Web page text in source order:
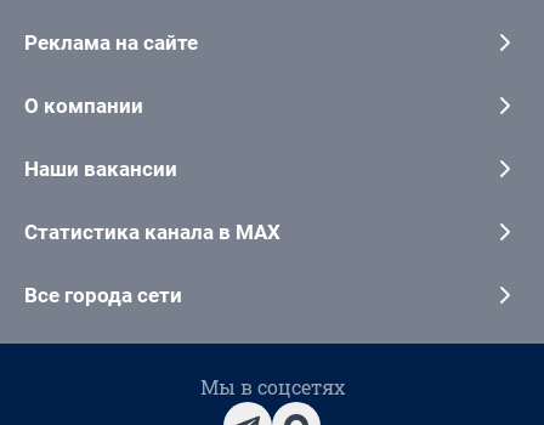
Реклама на сайте
О компании
Наши вакансии
Статистика канала в MAX
Все города сети
Мы в соцсетях